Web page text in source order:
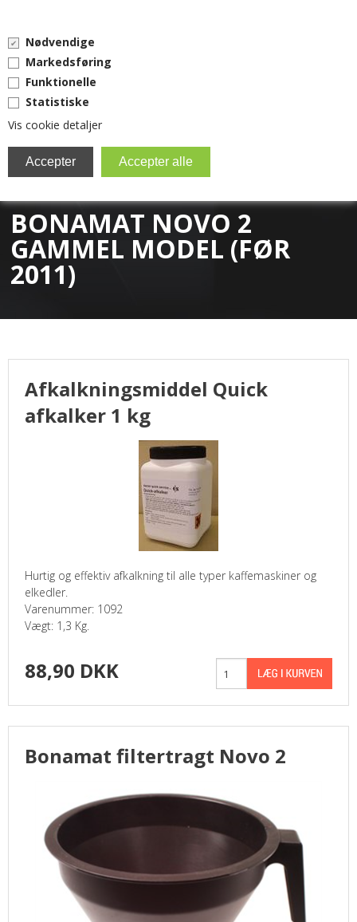
Nødvendige
Markedsføring
Funktionelle
Statistiske
Vis cookie detaljer
MENU
BRITA FILTER
EVERPURE
KAFFEMASKINER
RESERVEDELE
TILBEHØR
VANDKØLERE
SØGNING
BRUGSANVISNINGER
BROCHURE
BONAMAT NOVO 2
GAMMEL MODEL (FØR
2011)
Afkalkningsmiddel Quick
afkalker 1 kg
Hurtig og effektiv afkalkning til alle typer kaffemaskiner og
elkedler.
Varenummer: 1092
Vægt: 1,3 Kg.
88,90 DKK
Bonamat filtertragt Novo 2